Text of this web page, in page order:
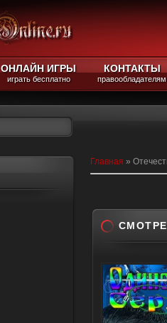
ОНЛАЙН ИГРЫ
играть бесплатно
КОНТАКТЫ
правообладателям
Главная »